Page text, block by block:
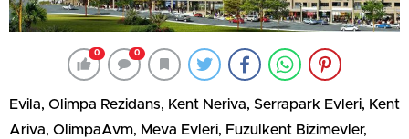
0 0
Evila, Olimpa Rezidans, Kent Neriva, Serrapark Evleri, Kent
Ariva, OlimpaAvm, Meva Evleri, Fuzulkent Bizimevler,